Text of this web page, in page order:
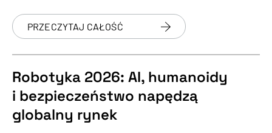
PRZECZYTAJ CAŁOŚĆ
Robotyka 2026: AI, humanoidy
i bezpieczeństwo napędzą
globalny rynek